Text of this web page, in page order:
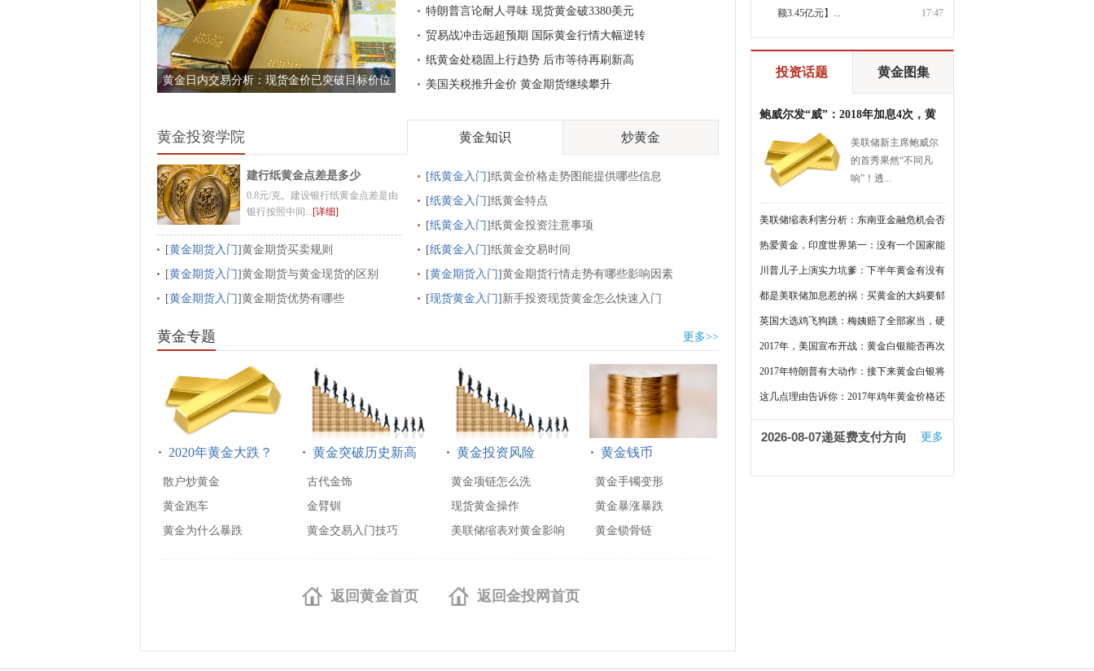
黄金日内交易分析：现货金价已突破目标价位
特朗普言论耐人寻味 现货黄金破3380美元
贸易战冲击远超预期 国际黄金行情大幅逆转
纸黄金处稳固上行趋势 后市等待再刷新高
美国关税推升金价 黄金期货继续攀升
黄金投资学院 黄金知识 炒黄金
建行纸黄金点差是多少
0.8元/克。建设银行纸黄金点差是由
银行按照中间...[详细]
[纸黄金入门]纸黄金价格走势图能提供哪些信息
[纸黄金入门]纸黄金特点
[纸黄金入门]纸黄金投资注意事项
[黄金期货入门]黄金期货买卖规则 [纸黄金入门]纸黄金交易时间
[黄金期货入门]黄金期货与黄金现货的区别 [黄金期货入门]黄金期货行情走势有哪些影响因素
[黄金期货入门]黄金期货优势有哪些 [现货黄金入门] 新手投资现货黄金怎么快速入门
更多>>
黄金专题
2020年黄金大跌？ 黄金突破历史新高 黄金投资风险 黄金钱币
散户炒黄金 古代金饰 黄金项链怎么洗
黄金手镯变形
黄金跑车
金臂钏 现货黄金操作
黄金暴涨暴跌
黄金为什么暴跌
黄金交易入门技巧 美联储缩表对黄金影响 黄金锁骨链
返回黄金首页 返回金投网首页
17:47
额3.45亿元】...
投资话题 黄金图集
鲍威尔发“威”：2018年加息4次，黄
金会继续跌？
美联储新主席鲍威尔
的首秀果然“不同凡
响”！透...
美联储缩表利害分析：东南亚金融危机会否
重演？
热爱黄金，印度世界第一：没有一个国家能
超过它
川普儿子上演实力坑爹：下半年黄金有没有
戏，要看耶伦了
都是美联储加息惹的祸：买黄金的大妈要郁
闷了
英国大选鸡飞狗跳：梅姨赔了全部家当，硬
脱欧泡汤了
2017年，美国宣布开战：黄金白银能否再次
大涨？
2017年特朗普有大动作：接下来黄金白银将
这样走
这几点理由告诉你：2017年鸡年黄金价格还
会上涨
更多
2026-08-07递延费支付方向